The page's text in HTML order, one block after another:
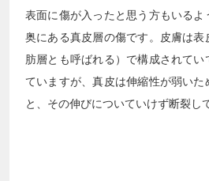
表面に傷が入ったと思う方もいる
奥にある真皮層の傷です。皮膚は
肪層とも呼ばれる）で構成されて
ていますが、真皮は伸縮性が弱いた
と、その伸びについていけず断裂し